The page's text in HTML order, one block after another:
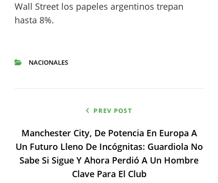
Wall Street los papeles argentinos trepan
hasta 8%.
NACIONALES
entradas
PREV POST
Manchester City, De Potencia En Europa A
Un Futuro Lleno De Incógnitas: Guardiola No
Sabe Si Sigue Y Ahora Perdió A Un Hombre
Clave Para El Club